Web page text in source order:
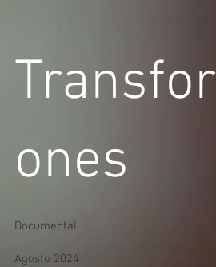
ones
Documental
Agosto 2024